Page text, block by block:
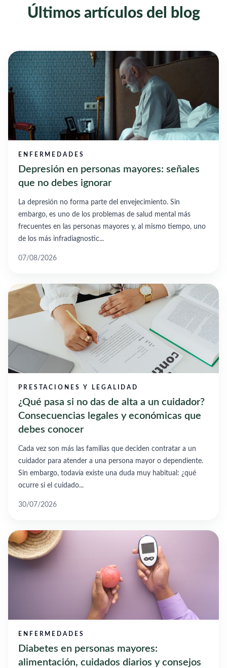
Últimos artículos del blog
ENFERMEDADES
Depresión en personas mayores: señales
que no debes ignorar
La depresión no forma parte del envejecimiento. Sin
embargo, es uno de los problemas de salud mental más
frecuentes en las personas mayores y, al mismo tiempo, uno
de los más infradiagnostic...
07/08/2026
PRESTACIONES Y LEGALIDAD
¿Qué pasa si no das de alta a un cuidador?
Consecuencias legales y económicas que
debes conocer
Cada vez son más las familias que deciden contratar a un
cuidador para atender a una persona mayor o dependiente.
Sin embargo, todavía existe una duda muy habitual: ¿qué
ocurre si el cuidado...
30/07/2026
ENFERMEDADES
Diabetes en personas mayores:
alimentación, cuidados diarios y consejos